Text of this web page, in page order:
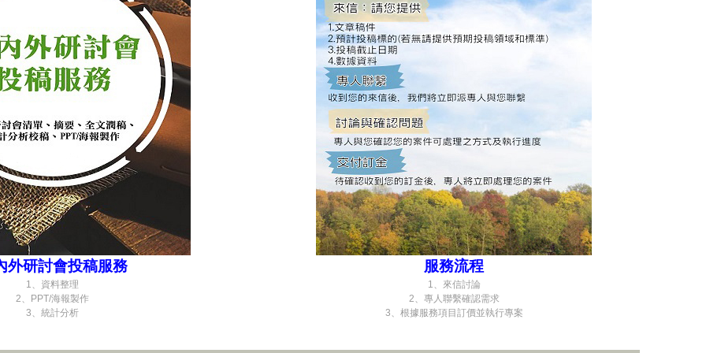
外研討會投稿服務
1、資料整理
2、PPT/海報製作
3、統計分析
服務流程
1、來信討論
2、專人聯繫確認需求
3、根據服務項目訂價並執行專案